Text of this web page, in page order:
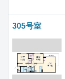
305号室